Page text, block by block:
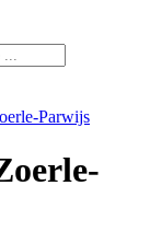
Parwijs